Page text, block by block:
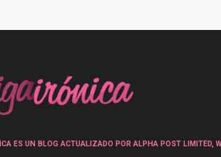
ES UN BLOG ACTUALIZADO POR ALPHA POST